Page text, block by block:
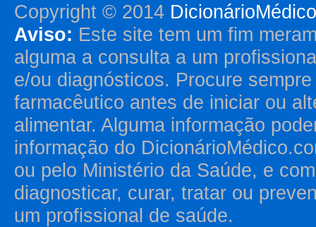
Copyright © 2014
Aviso: Este site tem um fim
alguma a consulta a um
e/ou diagnósticos. Procure
farmacêutico antes de iniciar ou
alimentar. Alguma informação
informação do
ou pelo Ministério da Saúde, e
diagnosticar, curar, tratar ou
um profissional de saúde.